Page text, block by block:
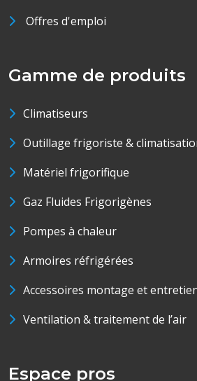
Offres d'emploi
Gamme de produits
Climatiseurs
Outillage frigoriste &
Matériel frigorifique
Gaz Fluides Frigorigènes
Pompes à chaleur
Armoires réfrigérées
Accessoires montage et
Ventilation & traitement de l’air
Espace pros